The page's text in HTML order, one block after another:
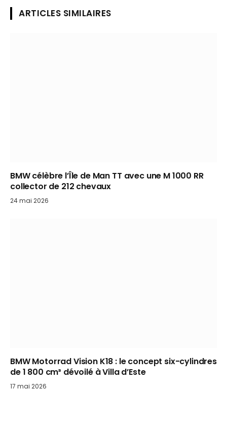
ARTICLES SIMILAIRES
BMW célèbre l’Île de Man TT avec une M 1000 RR
collector de 212 chevaux
24 mai 2026
BMW Motorrad Vision K18 : le concept six-cylindres
de 1 800 cm³ dévoilé à Villa d’Este
17 mai 2026